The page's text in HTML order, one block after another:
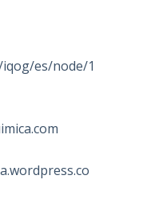
es/node/1